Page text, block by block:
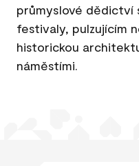
průmyslové dědictví
festivaly, pulzujícím
historickou
náměstími.